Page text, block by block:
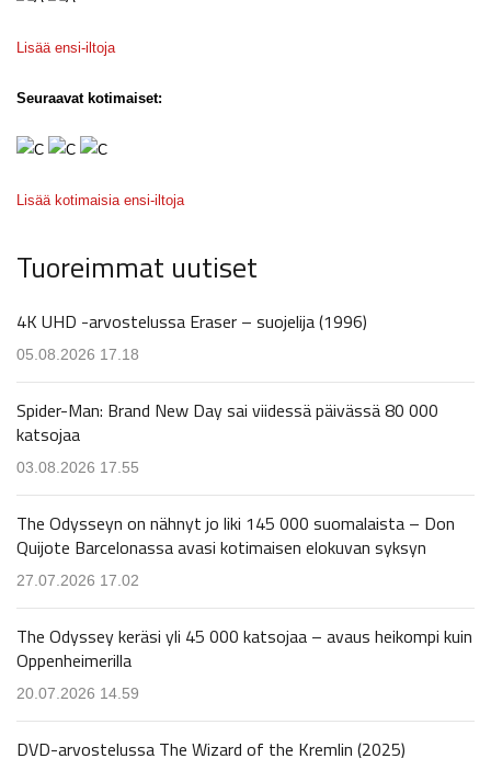
Lisää ensi-iltoja
Seuraavat kotimaiset:
Lisää kotimaisia ensi-iltoja
Tuoreimmat uutiset
4K UHD -arvostelussa Eraser – suojelija (1996)
05.08.2026 17.18
Spider-Man: Brand New Day sai viidessä päivässä 80 000
katsojaa
03.08.2026 17.55
The Odysseyn on nähnyt jo liki 145 000 suomalaista – Don
Quijote Barcelonassa avasi kotimaisen elokuvan syksyn
27.07.2026 17.02
The Odyssey keräsi yli 45 000 katsojaa – avaus heikompi kuin
Oppenheimerilla
20.07.2026 14.59
DVD-arvostelussa The Wizard of the Kremlin (2025)